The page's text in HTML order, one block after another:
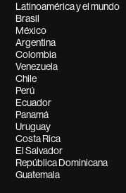
Latinoamérica y el mundo
Brasil
México
Argentina
Colombia
Venezuela
Chile
Perú
Ecuador
Panamá
Uruguay
Costa Rica
El Salvador
República Dominicana
Guatemala